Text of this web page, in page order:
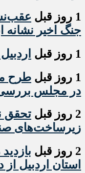
1 روز قبل
جنگ اخیر نشانه
1 روز قبل
1 روز قبل
طرح
در مجلس
2 روز قبل
تحقق
زیرساخت‌های
2 روز قبل
استان اردبیل